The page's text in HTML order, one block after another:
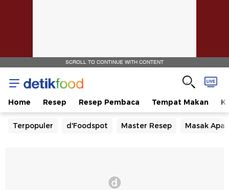
SCROLL TO CONTINUE WITH CONTENT
Home Resep Resep Pembaca Tempat Makan
Terpopuler d'Foodspot Master Resep Masak Apa